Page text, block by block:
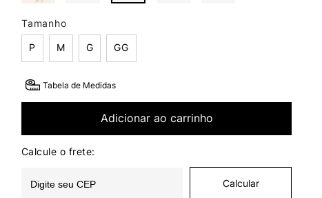
Tamanho
P M G GG
Tabela de Medidas
Adicionar ao carrinho